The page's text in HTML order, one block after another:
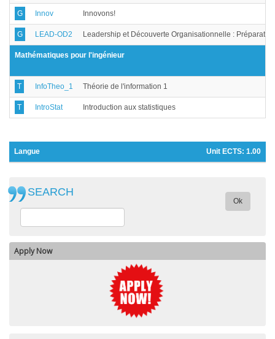
G Innov Innovons!
G LEAD-OD2 Leadership et Découverte Organisationnelle :
Mathématiques pour l'ingénieur
T InfoTheo_1 Théorie de l'information 1
T IntroStat Introduction aux statistiques
Langue Unit ECTS: 1.00
SEARCH
Ok
Apply Now